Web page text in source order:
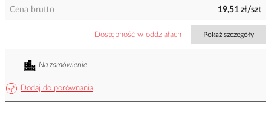
Cena brutto 19,51 zł/szt
Dostępność w oddziałach Pokaż szczegóły
Dodaj do porównania
Na zamówienie